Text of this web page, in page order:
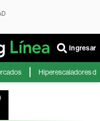
Ingresar
Hiperescaladores de IA